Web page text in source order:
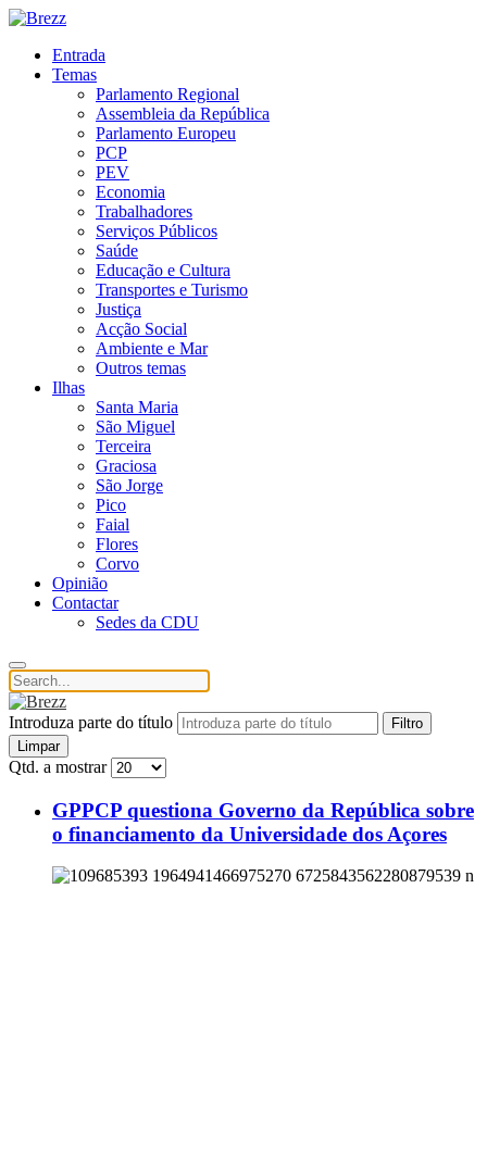
Entrada
Temas
Parlamento Regional
Assembleia da República
Parlamento Europeu
PCP
PEV
Economia
Trabalhadores
Serviços Públicos
Saúde
Educação e Cultura
Transportes e Turismo
Justiça
Acção Social
Ambiente e Mar
Outros temas
Ilhas
Santa Maria
São Miguel
Terceira
Graciosa
São Jorge
Pico
Faial
Flores
Corvo
Opinião
Contactar
Sedes da CDU
Introduza parte do título
Filtro
Limpar
Qtd. a mostrar
GPPCP questiona Governo da República sobre
o financiamento da Universidade dos Açores